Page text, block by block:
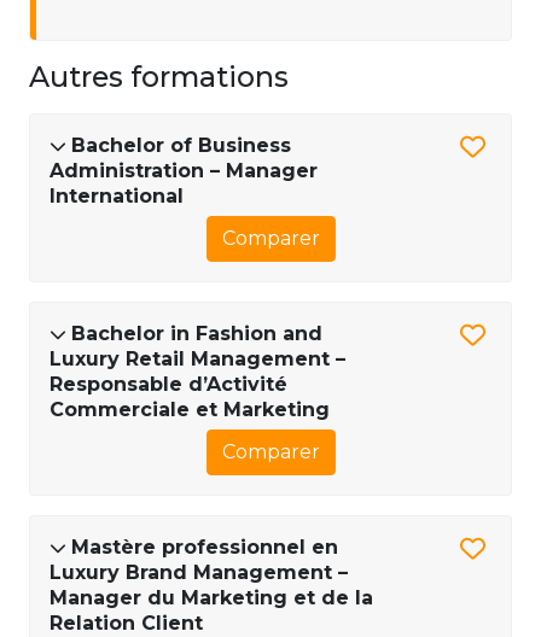
Autres formations
Bachelor of Business
Administration – Manager
International
Comparer
Bachelor in Fashion and
Luxury Retail Management –
Responsable d’Activité
Commerciale et Marketing
Comparer
Mastère professionnel en
Luxury Brand Management –
Manager du Marketing et de la
Relation Client